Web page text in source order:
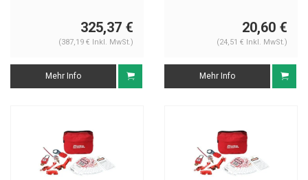
325,37 €
(387,19 € Inkl. MwSt.)
Mehr Info
20,60 €
(24,51 € Inkl. MwSt.)
Mehr Info